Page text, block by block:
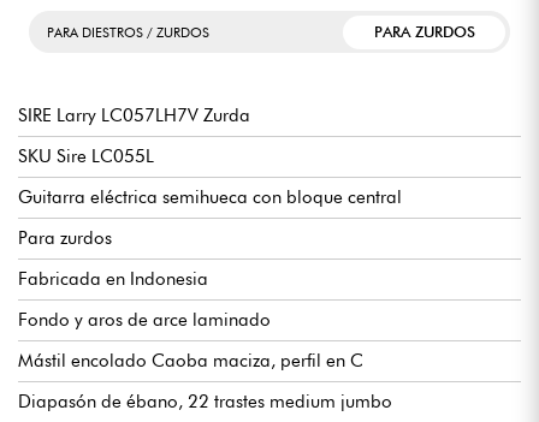
PARA DIESTROS / ZURDOS PARA ZURDOS
SIRE Larry LC057LH7V Zurda
SKU Sire LC055L
Guitarra eléctrica semihueca con bloque central
Para zurdos
Fabricada en Indonesia
Fondo y aros de arce laminado
Mástil encolado Caoba maciza, perfil en C
Diapasón de ébano, 22 trastes medium jumbo